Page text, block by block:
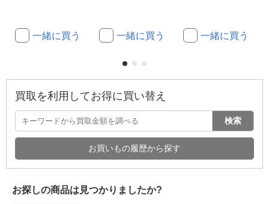
一緒に買う 一緒に買う 一緒に買う
買取を利用してお得に買い替え
検索
お買いもの履歴から探す
お探しの商品は見つかりましたか?